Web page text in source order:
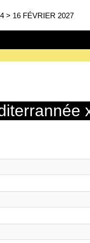
> 16 FÉVRIER 2027